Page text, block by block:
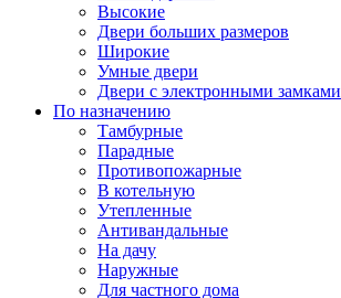
Высокие
Двери больших размеров
Широкие
Умные двери
Двери с электронными замками
По назначению
Тамбурные
Парадные
Противопожарные
В котельную
Утепленные
Антивандальные
На дачу
Наружные
Для частного дома